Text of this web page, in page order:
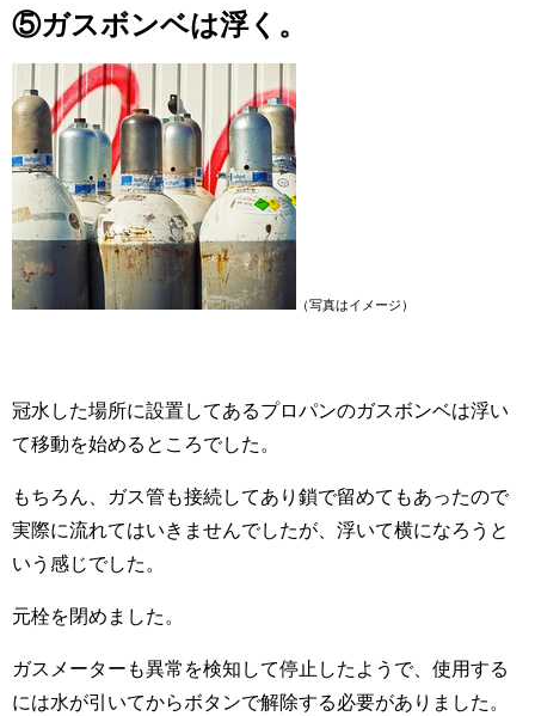
⑤ガスボンベは浮く。
（写真はイメージ）
冠水した場所に設置してあるプロパンのガスボンベは浮い
て移動を始めるところでした。
もちろん、ガス管も接続してあり鎖で留めてもあったので
実際に流れてはいきませんでしたが、浮いて横になろうと
いう感じでした。
元栓を閉めました。
ガスメーターも異常を検知して停止したようで、使用する
には水が引いてからボタンで解除する必要がありました。